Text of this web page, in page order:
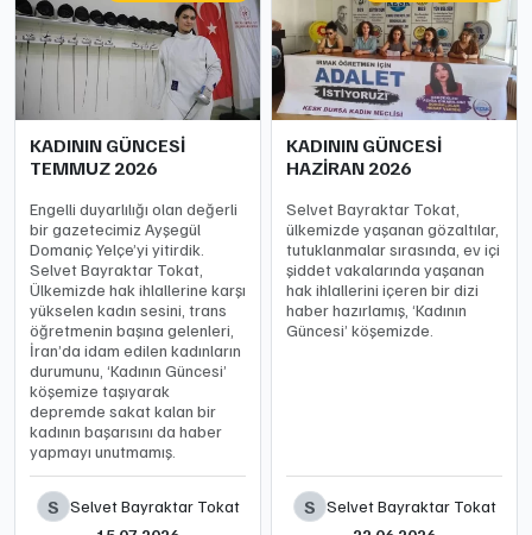
KADININ GÜNCESİ
TEMMUZ 2026
Engelli duyarlılığı olan değerli
bir gazetecimiz Ayşegül
Domaniç Yelçe’yi yitirdik.
Selvet Bayraktar Tokat,
Ülkemizde hak ihlallerine karşı
yükselen kadın sesini, trans
öğretmenin başına gelenleri,
İran’da idam edilen kadınların
durumunu, ‘Kadının Güncesi’
köşemize taşıyarak
depremde sakat kalan bir
kadının başarısını da haber
yapmayı unutmamış.
S Selvet Bayraktar Tokat
KADININ GÜNCESİ
HAZİRAN 2026
Selvet Bayraktar Tokat,
ülkemizde yaşanan gözaltılar,
tutuklanmalar sırasında, ev içi
şiddet vakalarında yaşanan
hak ihlallerini içeren bir dizi
haber hazırlamış, ‘Kadının
Güncesi’ köşemizde.
S Selvet Bayraktar Tokat